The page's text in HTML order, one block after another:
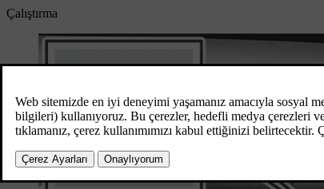
Çalıştırma